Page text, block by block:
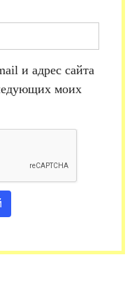
и адрес сайта
моих